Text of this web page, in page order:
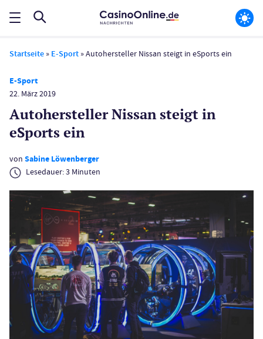
Startseite » E-Sport »Autohersteller Nissan steigt in eSports ein
E-Sport
22. März 2019
Autohersteller Nissan steigt in
eSports ein
von Sabine Löwenberger
Lesedauer:3 Minuten